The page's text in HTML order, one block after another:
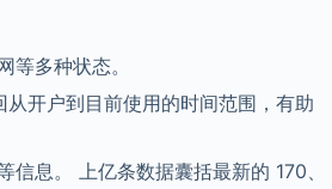
等多种状态。
开户到目前使用的时间范围，有助
信息。 上亿条数据囊括最新的 170、